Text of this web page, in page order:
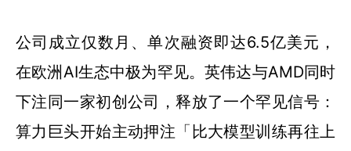
公司成立仅数月、单次融资即达6.5亿美元，
在欧洲AI生态中极为罕见。英伟达与AMD同时
下注同一家初创公司，释放了一个罕见信号：
算力巨头开始主动押注「比大模型训练再往上